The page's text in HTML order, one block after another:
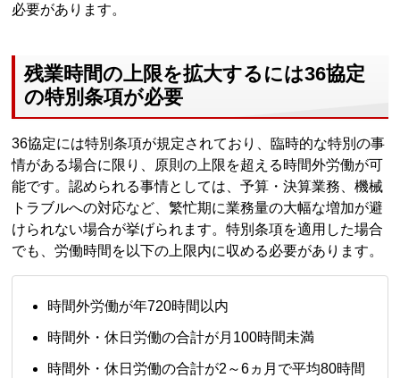
必要があります。
残業時間の上限を拡大するには36協定
の特別条項が必要
36協定には特別条項が規定されており、臨時的な特別の事
情がある場合に限り、原則の上限を超える時間外労働が可
能です。認められる事情としては、予算・決算業務、機械
トラブルへの対応など、繁忙期に業務量の大幅な増加が避
けられない場合が挙げられます。特別条項を適用した場合
でも、労働時間を以下の上限内に収める必要があります。
時間外労働が年720時間以内
時間外・休日労働の合計が月100時間未満
時間外・休日労働の合計が2～6ヵ月で平均80時間